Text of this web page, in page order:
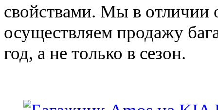
свойствами. Мы в отличии
осуществляем продажу
год, а не только в сезон.